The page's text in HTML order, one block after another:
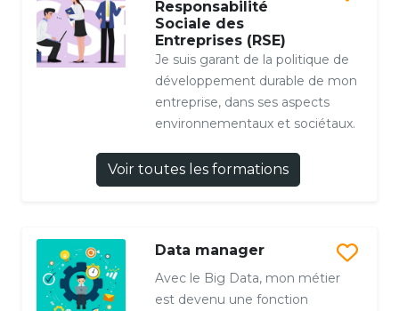
Responsabilité
Sociale des
Entreprises (RSE)
Je suis garant de la politique de
développement durable de mon
entreprise, dans ses aspects
environnementaux et sociétaux.
Voir toutes les formations
Data manager
Avec le Big Data, mon métier
est devenu une fonction